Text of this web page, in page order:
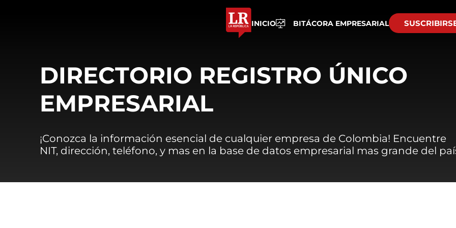
INICIO BITÁCORA EMPRESARIAL
DIRECTORIO REGISTRO ÚNICO
EMPRESARIAL
¡Conozca la información esencial de cualquier empresa de Colombia! Encuentre
NIT, dirección, teléfono, y mas en la base de datos empresarial mas grande del